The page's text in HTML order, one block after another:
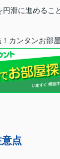
滑に進めるこ
カンタンお部
点